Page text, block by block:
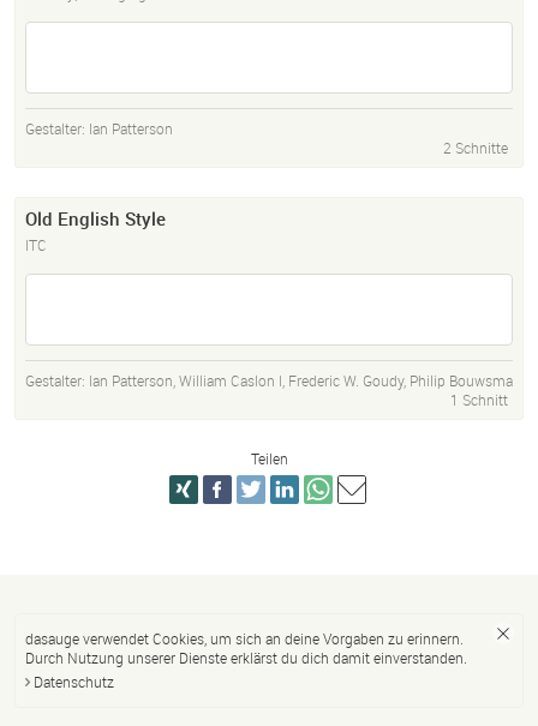
Gestalter: Ian Patterson
2 Schnitte
Old English Style
ITC
Gestalter: Ian Patterson,William Caslon I, Frederic W. Goudy, Philip Bouwsma
1 Schnitt
Teilen
dasauge verwendet Cookies, um sich an deine Vorgaben zu erinnern.
Durch Nutzung unserer Dienste erklärst du dich damit einverstanden.
Datenschutz